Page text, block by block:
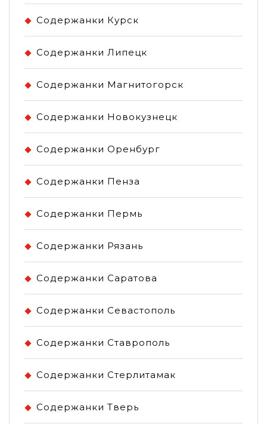
Содержанки Курск
Содержанки Липецк
Содержанки Магнитогорск
Содержанки Новокузнецк
Содержанки Оренбург
Содержанки Пенза
Содержанки Пермь
Содержанки Рязань
Содержанки Саратова
Содержанки Севастополь
Содержанки Ставрополь
Содержанки Стерлитамак
Содержанки Тверь